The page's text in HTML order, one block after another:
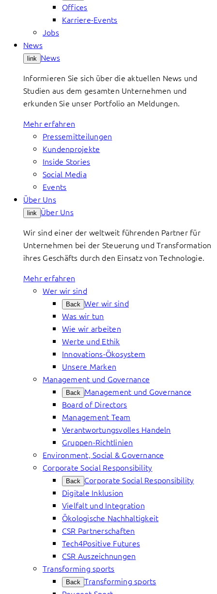
Offices
Karriere-Events
Jobs
News
link News
Informieren Sie sich über die aktuellen News und
Studien aus dem gesamten Unternehmen und
erkunden Sie unser Portfolio an Meldungen.
Mehr erfahren
Pressemitteilungen
Kundenprojekte
Inside Stories
Social Media
Events
Über Uns
link Über Uns
Wir sind einer der weltweit führenden Partner für
Unternehmen bei der Steuerung und Transformation
ihres Geschäfts durch den Einsatz von Technologie.
Mehr erfahren
Wer wir sind
Back Wer wir sind
Was wir tun
Wie wir arbeiten
Werte und Ethik
Innovations-Ökosystem
Unsere Marken
Management und Governance
Back Management und Governance
Board of Directors
Management Team
Verantwortungsvolles Handeln
Gruppen-Richtlinien
Environment, Social & Governance
Corporate Social Responsibility
Back Corporate Social Responsibility
Digitale Inklusion
Vielfalt und Integration
Ökologische Nachhaltigkeit
CSR Partnerschaften
Tech4Positive Futures
CSR Auszeichnungen
Transforming sports
Back Transforming sports